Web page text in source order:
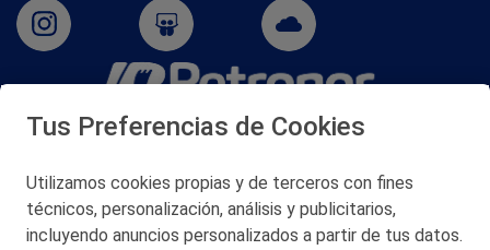
San Martín 5-Edificio Muñatones,
© 2026 Petronor S.A.
Tus Preferencias de Cookies
Utilizamos cookies propias y de terceros con fines
técnicos, personalización, análisis y publicitarios,
incluyendo anuncios personalizados a partir de tus datos.